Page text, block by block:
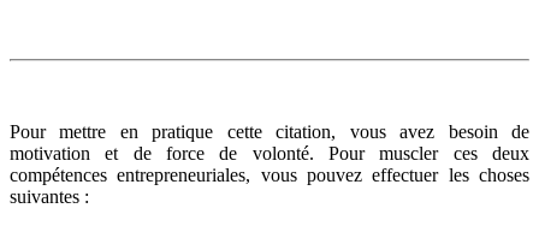
Pour mettre en pratique cette citation, vous avez besoin de
motivation et de force de volonté. Pour muscler ces deux
compétences entrepreneuriales, vous pouvez effectuer les choses
suivantes :